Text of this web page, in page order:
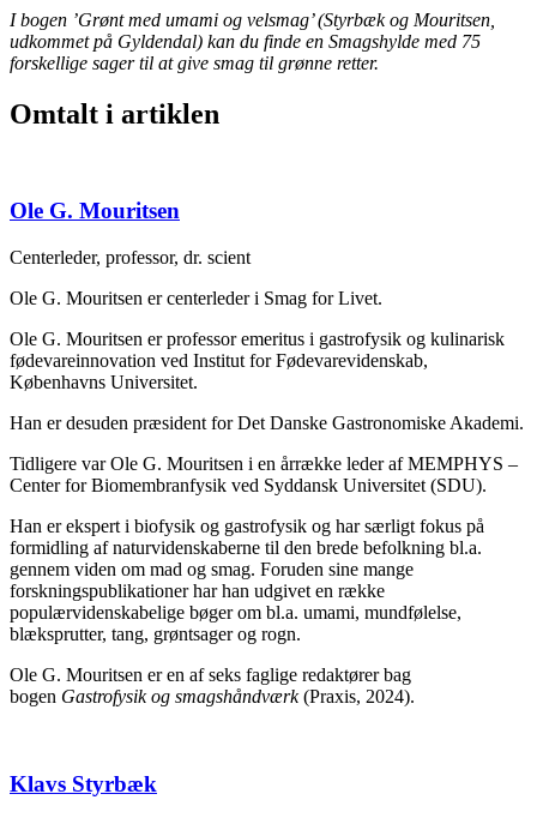
I bogen ’Grønt med umami og velsmag’ (Styrbæk og Mouritsen,
udkommet på Gyldendal) kan du finde en Smagshylde med 75
forskellige sager til at give smag til grønne retter.
Omtalt i artiklen
Ole G. Mouritsen
Centerleder, professor, dr. scient
Ole G. Mouritsen er centerleder i Smag for Livet.
Ole G. Mouritsen er professor emeritus i gastrofysik og kulinarisk
fødevareinnovation ved Institut for Fødevarevidenskab,
Københavns Universitet.
Han er desuden præsident for Det Danske Gastronomiske Akademi.
Tidligere var Ole G. Mouritsen i en årrække leder af MEMPHYS –
Center for Biomembranfysik ved Syddansk Universitet (SDU).
Han er ekspert i biofysik og gastrofysik og har særligt fokus på
formidling af naturvidenskaberne til den brede befolkning bl.a.
gennem viden om mad og smag. Foruden sine mange
forskningspublikationer har han udgivet en række
populærvidenskabelige bøger om bl.a. umami, mundfølelse,
blæksprutter, tang, grøntsager og rogn.
Ole G. Mouritsen er en af seks faglige redaktører bag
bogen Gastrofysik og smagshåndværk(Praxis, 2024).
Klavs Styrbæk